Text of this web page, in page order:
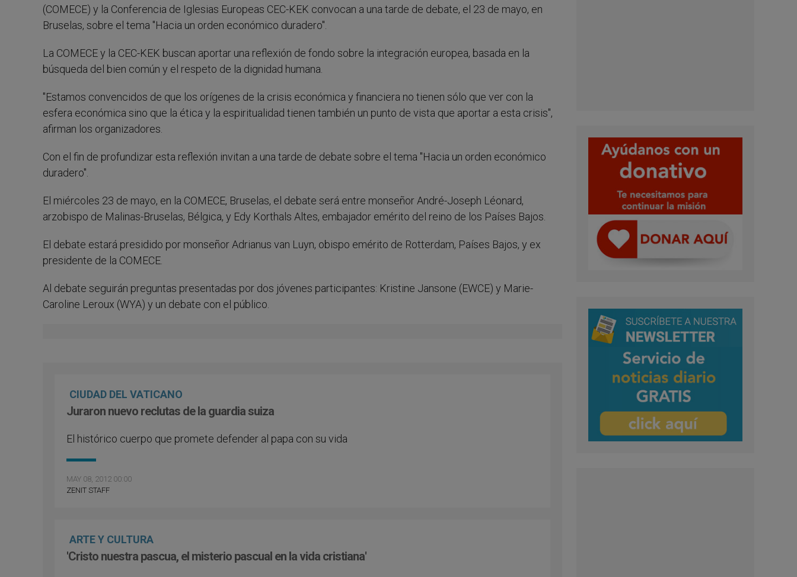
(COMECE) y la Conferencia de Iglesias Europeas CEC-KEK convocan a una tarde de debate, el 23 de mayo, en
Bruselas, sobre el tema "Hacia un orden económico duradero".
La COMECE y la CEC-KEK buscan aportar una reflexión de fondo sobre la integración europea, basada en la
búsqueda del bien común y el respeto de la dignidad humana.
"Estamos convencidos de que los orígenes de la crisis económica y financiera no tienen sólo que ver con la
esfera económica sino que la ética y la espiritualidad tienen también un punto de vista que aportar a esta crisis",
afirman los organizadores.
Con el fin de profundizar esta reflexión invitan a una tarde de debate sobre el tema "Hacia un orden económico
duradero".
El miércoles 23 de mayo, en la COMECE, Bruselas, el debate será entre monseñor André-Joseph Léonard,
arzobispo de Malinas-Bruselas, Bélgica, y Edy Korthals Altes, embajador emérito del reino de los Países Bajos.
El debate estará presidido por monseñor Adrianus van Luyn, obispo emérito de Rotterdam, Países Bajos, y ex
presidente de la COMECE.
Al debate seguirán preguntas presentadas por dos jóvenes participantes: Kristine Jansone (EWCE) y Marie-
Caroline Leroux (WYA) y un debate con el público.
CIUDAD DEL VATICANO
Juraron nuevo reclutas de la guardia suiza
El histórico cuerpo que promete defender al papa con su vida
MAY 08, 2012 00:00
ZENIT STAFF
ARTE Y CULTURA
'Cristo nuestra pascua, el misterio pascual en la vida cristiana'